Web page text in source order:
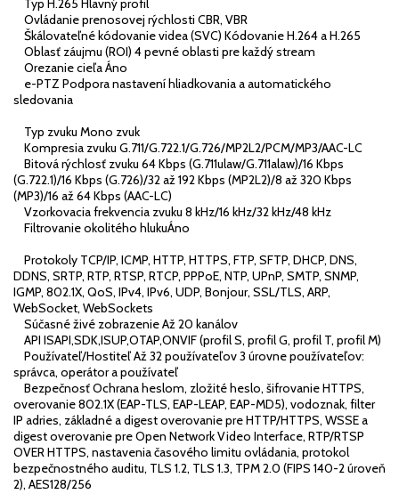
Typ H.265 Hlavný profil
Ovládanie prenosovej rýchlosti CBR, VBR
Škálovateľné kódovanie videa (SVC) Kódovanie H.264 a H.265
Oblasť záujmu (ROI) 4 pevné oblasti pre každý stream
Orezanie cieľa Áno
e-PTZ Podpora nastavení hliadkovania a automatického
sledovania
Typ zvuku Mono zvuk
Kompresia zvuku G.711/G.722.1/G.726/MP2L2/PCM/MP3/AAC-LC
Bitová rýchlosť zvuku 64 Kbps (G.711ulaw/G.711alaw)/16 Kbps
(G.722.1)/16 Kbps (G.726)/32 až 192 Kbps (MP2L2)/8 až 320 Kbps
(MP3)/16 až 64 Kbps (AAC-LC)
Vzorkovacia frekvencia zvuku 8 kHz/16 kHz/32 kHz/48 kHz
Filtrovanie okolitého hlukuÁno
Protokoly TCP/IP, ICMP, HTTP, HTTPS, FTP, SFTP, DHCP, DNS,
DDNS, SRTP, RTP, RTSP, RTCP, PPPoE, NTP, UPnP, SMTP, SNMP,
IGMP, 802.1X, QoS, IPv4, IPv6, UDP, Bonjour, SSL/TLS, ARP,
WebSocket, WebSockets
Súčasné živé zobrazenie Až 20 kanálov
API ISAPI,SDK,ISUP,OTAP,ONVIF (profil S, profil G, profil T, profil M)
Používateľ/Hostiteľ Až 32 používateľov 3 úrovne používateľov:
správca, operátor a používateľ
Bezpečnosť Ochrana heslom, zložité heslo, šifrovanie HTTPS,
overovanie 802.1X (EAP-TLS, EAP-LEAP, EAP-MD5), vodoznak, filter
IP adries, základné a digest overovanie pre HTTP/HTTPS, WSSE a
digest overovanie pre Open Network Video Interface, RTP/RTSP
OVER HTTPS, nastavenia časového limitu ovládania, protokol
bezpečnostného auditu, TLS 1.2, TLS 1.3, TPM 2.0 (FIPS 140-2 úroveň
2), AES128/256